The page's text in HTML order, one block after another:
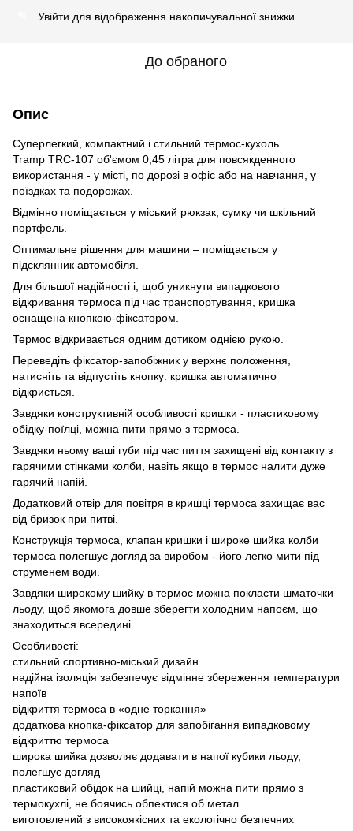
Увійти для відображення накопичувальної знижки
До обраного
Опис
Суперлегкий, компактний і стильний термос-кухоль
Tramp TRC-107 об'ємом 0,45 літра для повсякденного
використання - у місті, по дорозі в офіс або на навчання, у
поїздках та подорожах.
Відмінно поміщається у міський рюкзак, сумку чи шкільний
портфель.
Оптимальне рішення для машини – поміщається у
підсклянник автомобіля.
Для більшої надійності і, щоб уникнути випадкового
відкривання термоса під час транспортування, кришка
оснащена кнопкою-фіксатором.
Термос відкривається одним дотиком однією рукою.
Переведіть фіксатор-запобіжник у верхнє положення,
натисніть та відпустіть кнопку: кришка автоматично
відкриється.
Завдяки конструктивній особливості кришки - пластиковому
обідку-поїлці, можна пити прямо з термоса.
Завдяки ньому ваші губи під час пиття захищені від контакту з
гарячими стінками колби, навіть якщо в термос налити дуже
гарячий напій.
Додатковий отвір для повітря в кришці термоса захищає вас
від бризок при питві.
Конструкція термоса, клапан кришки і широке шийка колби
термоса полегшує догляд за виробом - його легко мити під
струменем води.
Завдяки широкому шийку в термос можна покласти шматочки
льоду, щоб якомога довше зберегти холодним напоєм, що
знаходиться всередині.
Особливості:
стильний спортивно-міський дизайн
надійна ізоляція забезпечує відмінне збереження температури
напоїв
відкриття термоса в «одне торкання»
додаткова кнопка-фіксатор для запобігання випадковому
відкриттю термоса
широка шийка дозволяє додавати в напої кубики льоду,
полегшує догляд
пластиковий обідок на шийці, напій можна пити прямо з
термокухлі, не боячись обпектися об метал
виготовлений з високоякісних та екологічно безпечних